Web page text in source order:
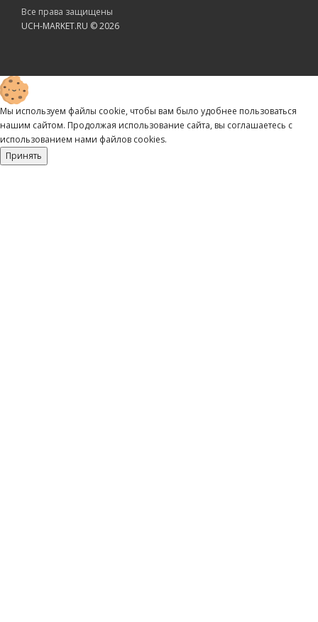
Все права защищены
UCH-MARKET.RU © 2026
Мы используем файлы cookie, чтобы вам было удобнее пользоваться
нашим сайтом. Продолжая использование сайта, вы соглашаетесь c
использованием нами файлов cookies.
Принять